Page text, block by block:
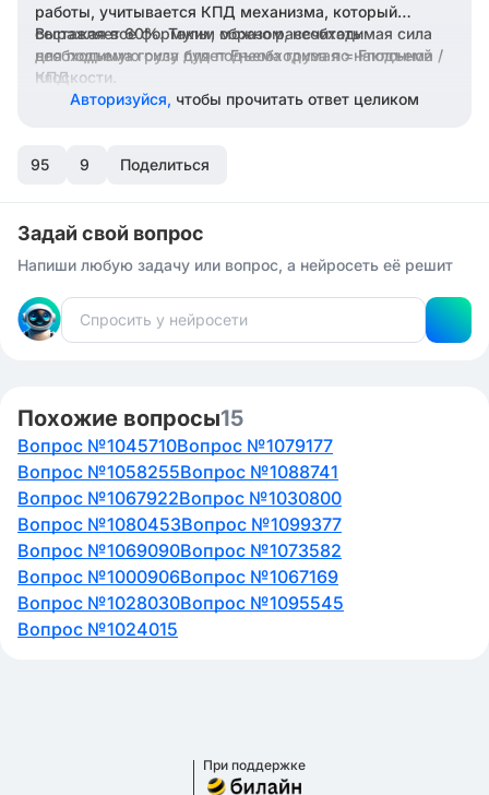
работы, учитывается КПД механизма, который
составляет 60%. Таким образом, необходимая сила
для подъема груза будет Fнеобходимая = Fподъема /
КПД.
Выражая все формулы, можно рассчитать
необходимую силу для подъема груза по наклонной
плоскости.
Авторизуйся, чтобы прочитать ответ целиком
95 9 Поделиться
Задай свой вопрос
Напиши любую задачу или вопрос, а нейросеть её решит
Похожие вопросы15
Вопрос №1045710Вопрос №1079177
Вопрос №1058255Вопрос №1088741
Вопрос №1067922Вопрос №1030800
Вопрос №1080453Вопрос №1099377
Вопрос №1069090Вопрос №1073582
Вопрос №1000906Вопрос №1067169
Вопрос №1028030Вопрос №1095545
Вопрос №1024015
При поддержке